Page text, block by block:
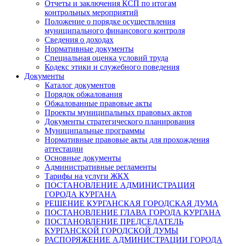
Отчеты и заключения КСП по итогам
контрольных мероприятий
Положение о порядке осуществления
муниципального финансового контроля
Сведения о доходах
Нормативные документы
Специальная оценка условий труда
Кодекс этики и служебного поведения
Документы
Каталог документов
Порядок обжалования
Обжалованные правовые акты
Проекты муниципальных правовых актов
Документы стратегического планирования
Муниципальные программы
Нормативные правовые акты для прохождения
аттестации
Основные документы
Административные регламенты
Тарифы на услуги ЖКХ
ПОСТАНОВЛЕНИЕ АДМИНИСТРАЦИЯ
ГОРОДА КУРГАНА
РЕШЕНИЕ КУРГАНСКАЯ ГОРОДСКАЯ ДУМА
ПОСТАНОВЛЕНИЕ ГЛАВА ГОРОДА КУРГАНА
ПОСТАНОВЛЕНИЕ ПРЕДСЕДАТЕЛЬ
КУРГАНСКОЙ ГОРОДСКОЙ ДУМЫ
РАСПОРЯЖЕНИЕ АДМИНИСТРАЦИИ ГОРОДА